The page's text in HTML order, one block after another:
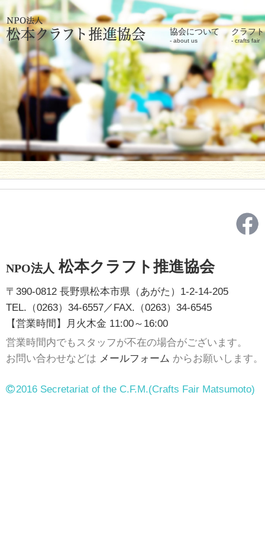
協会について
about us
クラフ
crafts fair
NPO法人 松本クラフト推進協会
〒390-0812 長野県松本市県（あがた）1-2-14-205
TEL.（0263）34-6557／FAX.（0263）34-6545
【営業時間】月火木金 11:00～16:00
営業時間内でもスタッフが不在の場合がございます。
お問い合わせなどは メールフォーム からお願いします。
2016 Secretariat of the C.F.M.(Crafts Fair Matsumoto)